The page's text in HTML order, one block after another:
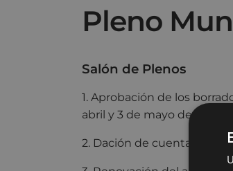
Pleno
Salón de Plenos
1. Aprobación de los
abril y 3 de mayo de 2022.
2. Dación de cuentas de